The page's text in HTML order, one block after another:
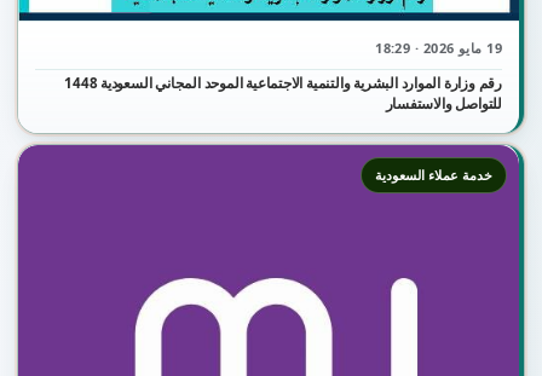
19 مايو 2026 · 18:29
رقم وزارة الموارد البشرية والتنمية الاجتماعية الموحد المجاني السعودية 1448
للتواصل والاستفسار
خدمة عملاء السعودية